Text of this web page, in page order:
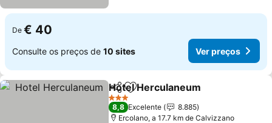
De € 40
Consulte os preços de 10 sites Ver preços
PartilharAdicionar aos favoritos
Hotel Herculaneum
3 Estrelas
8,8 Excelente
8.885
Ercolano, a 17.7 km de Calvizzano